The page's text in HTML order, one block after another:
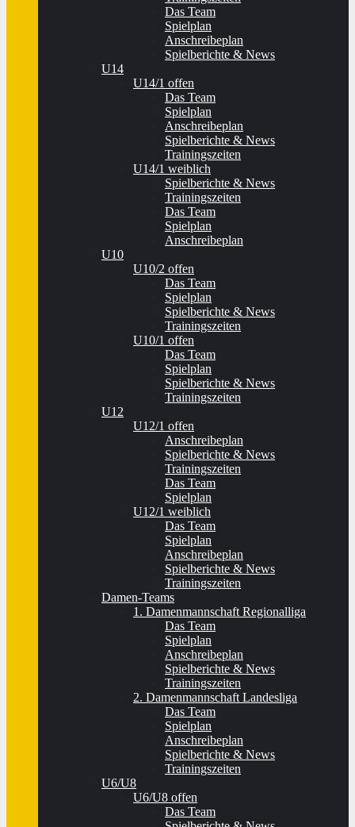
Das Team
Spielplan
Anschreibeplan
Spielberichte & News
U14
U14/1 offen
Das Team
Spielplan
Anschreibeplan
Spielberichte & News
Trainingszeiten
U14/1 weiblich
Spielberichte & News
Trainingszeiten
Das Team
Spielplan
Anschreibeplan
U10
U10/2 offen
Das Team
Spielplan
Spielberichte & News
Trainingszeiten
U10/1 offen
Das Team
Spielplan
Spielberichte & News
Trainingszeiten
U12
U12/1 offen
Anschreibeplan
Spielberichte & News
Trainingszeiten
Das Team
Spielplan
U12/1 weiblich
Das Team
Spielplan
Anschreibeplan
Spielberichte & News
Trainingszeiten
Damen-Teams
1. Damenmannschaft Regionalliga
Das Team
Spielplan
Anschreibeplan
Spielberichte & News
Trainingszeiten
2. Damenmannschaft Landesliga
Das Team
Spielplan
Anschreibeplan
Spielberichte & News
Trainingszeiten
U6/U8
U6/U8 offen
Das Team